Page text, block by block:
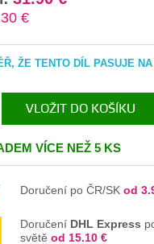
€
ŽE TENTO DÍL PASUJE
VLOŽIT DO KOŠÍKU
V KOŠÍKU
VÍCE NEŽ 5 KS
Doručení po ČR/SKod
Doručení DHL Express
světěod 15.10 €